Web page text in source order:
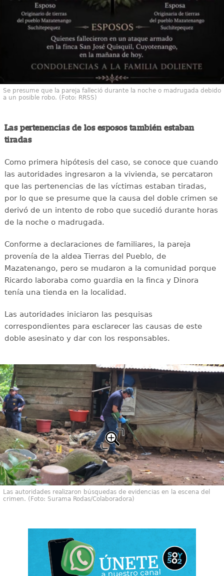
Se presume que la pareja falleció durante la noche o madrugada debido
a un posible robo. (Foto: RRSS)
Las pertenencias de los esposos también estaban
tiradas
Como primera hipótesis del caso, se conoce que cuando
las autoridades ingresaron a la vivienda, se percataron
que las pertenencias de las víctimas estaban tiradas,
por lo que se presume que la causa del doble crimen se
derivó de un intento de robo que sucedió durante horas
de la noche o madrugada.
Conforme a declaraciones de familiares, la pareja
provenía de la aldea Tierras del Pueblo, de
Mazatenango, pero se mudaron a la comunidad porque
Ricardo laboraba como guardia en la finca y Dinora
tenía una tienda en la localidad.
Las autoridades iniciaron las pesquisas
correspondientes para esclarecer las causas de este
doble asesinato y dar con los responsables.
Las autoridades realizaron búsquedas de evidencias en la escena del
crimen. (Foto: Surama Rodas/Colaboradora)